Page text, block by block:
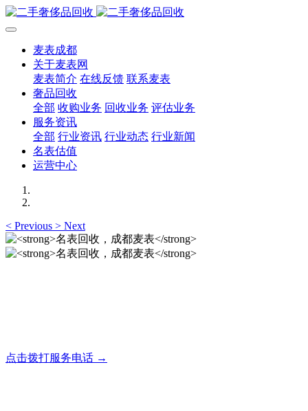
麦表成都
关于麦表网
麦表简介 在线反馈 联系麦表
奢品回收
全部 收购业务 回收业务 评估业务
服务资讯
全部 行业资讯 行业动态 行业新闻
名表估值
运营中心
< Previous > Next
点击拨打服务电话 →